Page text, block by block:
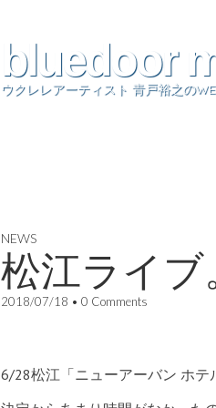
bluedoor
ウクレレアーティスト 青戸裕之の
NEWS
松江ライブ
2018/07/18 • 0 Comments
6/28松江「ニューアーバン ホテ